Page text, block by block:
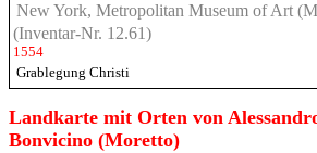
New York, Metropolitan Museum of Art
(Inventar-Nr. 12.61)
1554
Grablegung Christi
Landkarte mit Orten von
Bonvicino (Moretto)